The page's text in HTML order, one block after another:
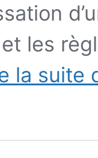
et les
la suite